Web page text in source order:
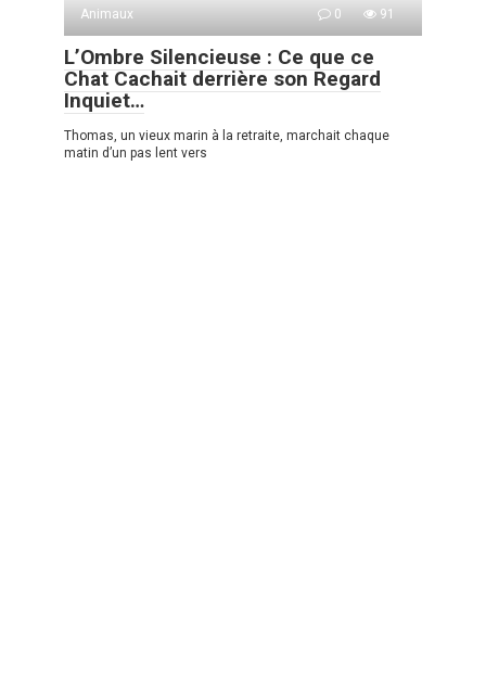
Animaux
0 91
L’Ombre Silencieuse : Ce que ce
Chat Cachait derrière son Regard
Inquiet…
Thomas, un vieux marin à la retraite, marchait chaque
matin d’un pas lent vers